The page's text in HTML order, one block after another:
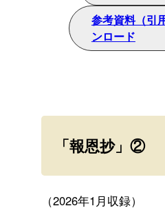
参考資料（引
ンロード
「報恩抄」②
（2026年1月収録）